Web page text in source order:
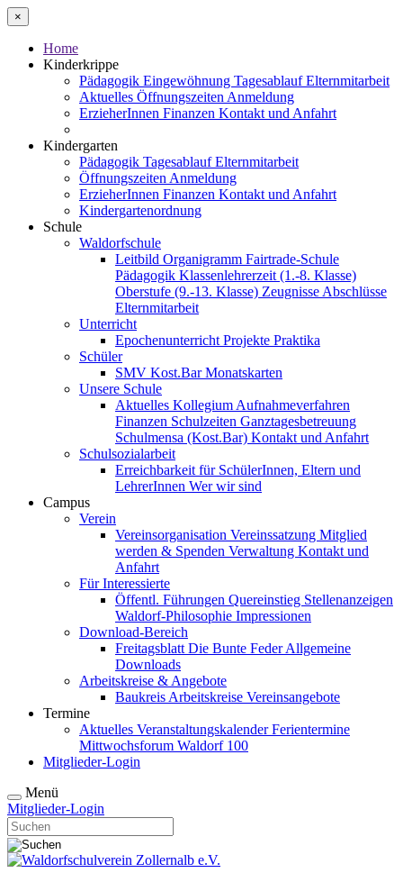
×
Home
Kinderkrippe
Pädagogik Eingewöhnung TagesablaufElternmitarbeit
Aktuelles Öffnungszeiten Anmeldung
ErzieherInnen Finanzen Kontakt und Anfahrt
Kindergarten
Pädagogik TagesablaufElternmitarbeit
Öffnungszeiten Anmeldung
ErzieherInnen Finanzen Kontakt und Anfahrt
Kindergartenordnung
Schule
Waldorfschule
Leitbild Organigramm Fairtrade-Schule
Pädagogik Klassenlehrerzeit (1.-8. Klasse)
Oberstufe (9.-13. Klasse) Zeugnisse Abschlüsse
Elternmitarbeit
Unterricht
Epochenunterricht Projekte Praktika
Schüler
SMV Kost.BarMonatskarten
Unsere Schule
Aktuelles Kollegium Aufnahmeverfahren
Finanzen Schulzeiten Ganztagesbetreuung
Schulmensa (Kost.Bar) Kontakt und Anfahrt
Schulsozialarbeit
Erreichbarkeit für SchülerInnen, Eltern und
LehrerInnen Wer wir sind
Campus
Verein
Vereinsorganisation Vereinssatzung Mitglied
werden & Spenden Verwaltung Kontakt und
Anfahrt
Für Interessierte
Öffentl. Führungen Quereinstieg Stellenanzeigen
Waldorf-Philosophie Impressionen
Download-Bereich
Freitagsblatt Die Bunte FederAllgemeine
Downloads
Arbeitskreise & Angebote
Baukreis Arbeitskreise Vereinsangebote
Termine
Aktuelles VeranstaltungskalenderFerientermine
Mittwochsforum Waldorf 100
Mitglieder-Login
Menü
Mitglieder-Login